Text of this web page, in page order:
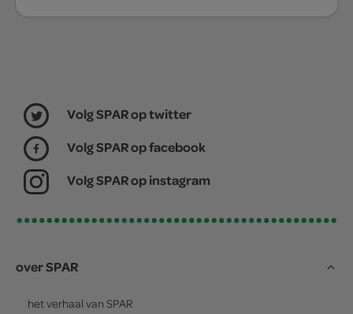
Volg SPAR op twitter
Volg SPAR op facebook
Volg SPAR op instagram
over SPAR
het verhaal van SPAR